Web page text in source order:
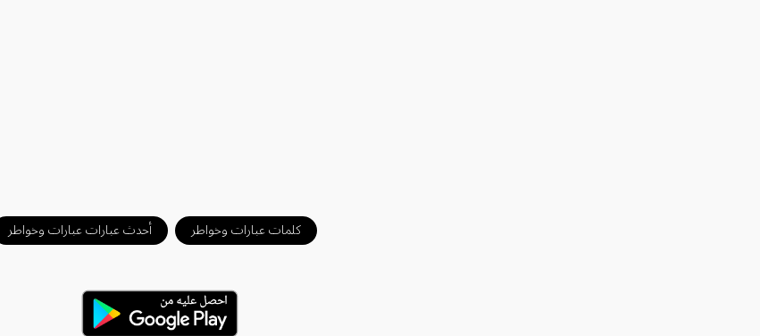
كلمات عبارات وخواطر أحدث عبارات عبارات وخواطر